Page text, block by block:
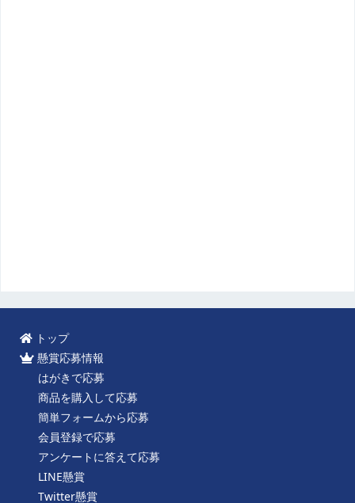
トップ
懸賞応募情報
はがきで応募
商品を購入して応募
簡単フォームから応募
会員登録で応募
アンケートに答えて応募
LINE懸賞
Twitter懸賞